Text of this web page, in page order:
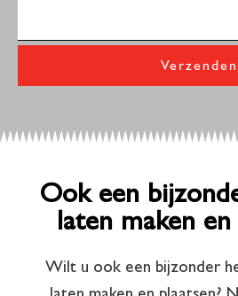
Verzenden
Ook een
laten maken en
Wilt u ook een bijzonder